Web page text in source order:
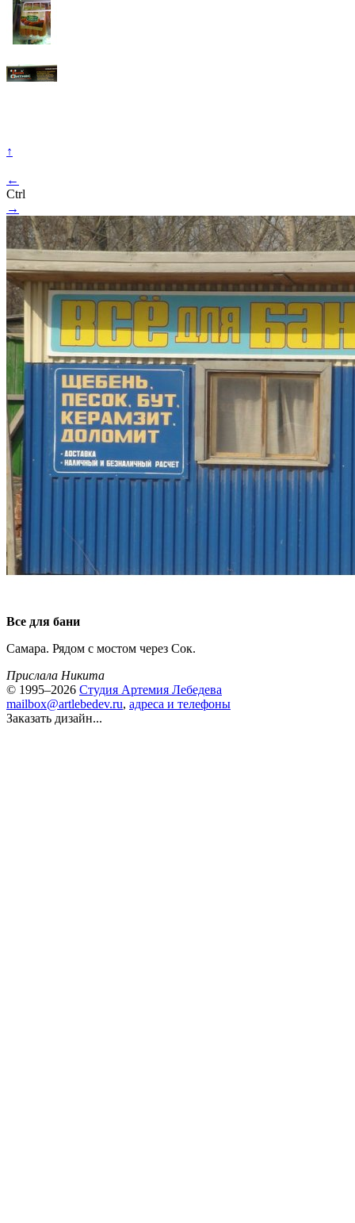
↑
←
Ctrl
→
Все для бани
Самара. Рядом с мостом через Сок.
Прислала Никита
© 1995–2026 Студия Артемия Лебедева
mailbox@artlebedev.ru, адреса и телефоны
Заказать дизайн...